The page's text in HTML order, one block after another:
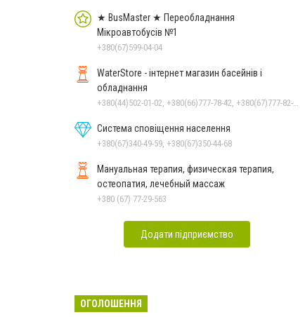
★ BusMaster ★ Переобладнання
Мікроавтобусів №1
+380(67)599-04-04
WaterStore - інтернет магазин басейнів і
обладнання
Система сповіщення населення
+380(67)340-49-59, +380(67)350-44-68
Мануальная терапия, физическая терапия,
остеопатия, лечебный массаж
+380 (67) 77-29-563
Додати підприємство
ОГОЛОШЕННЯ